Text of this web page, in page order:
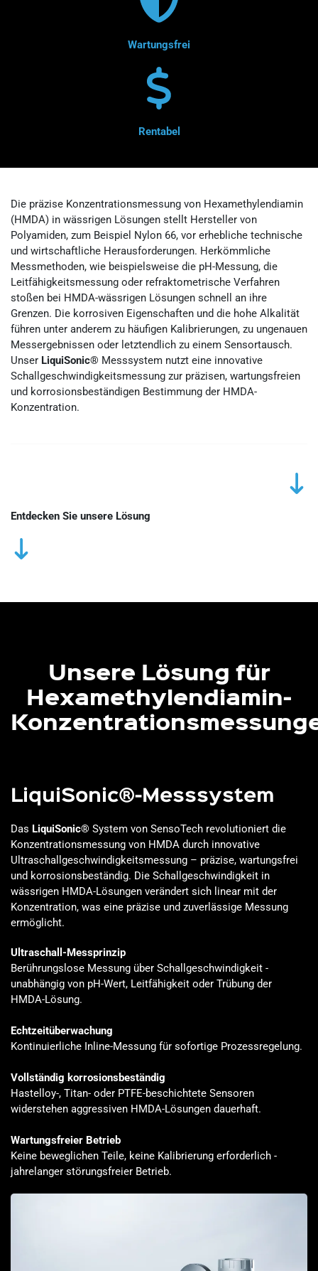
Wartungsfrei
Rentabel
Die präzise Konzentrationsmessung von Hexamethylendiamin
(HMDA) in wässrigen Lösungen stellt Hersteller von
Polyamiden, zum Beispiel Nylon 66, vor erhebliche technische
und wirtschaftliche Herausforderungen. Herkömmliche
Messmethoden, wie beispielsweise die pH-Messung, die
Leitfähigkeitsmessung oder refraktometrische Verfahren
stoßen bei HMDA-wässrigen Lösungen schnell an ihre
Grenzen. Die korrosiven Eigenschaften und die hohe Alkalität
führen unter anderem zu häufigen Kalibrierungen, zu ungenauen
Messergebnissen oder letztendlich zu einem Sensortausch.
Unser LiquiSonic® Messsystem nutzt eine innovative
Schallgeschwindigkeitsmessung zur präzisen, wartungsfreien
und korrosionsbeständigen Bestimmung der HMDA-
Konzentration.
Entdecken Sie unsere Lösung
Unsere Lösung für
Hexamethylendiamin-
LiquiSonic®-Messsystem
Das LiquiSonic® System von SensoTech revolutioniert die
Konzentrationsmessung von HMDA durch innovative
Ultraschallgeschwindigkeitsmessung – präzise, wartungsfrei
und korrosionsbeständig. Die Schallgeschwindigkeit in
wässrigen HMDA-Lösungen verändert sich linear mit der
Konzentration, was eine präzise und zuverlässige Messung
ermöglicht.
Ultraschall-Messprinzip
Berührungslose Messung über Schallgeschwindigkeit -
unabhängig von pH-Wert, Leitfähigkeit oder Trübung der
HMDA-Lösung.
Echtzeitüberwachung
Kontinuierliche Inline-Messung für sofortige Prozessregelung.
Vollständig korrosionsbeständig
Hastelloy-, Titan- oder PTFE-beschichtete Sensoren
widerstehen aggressiven HMDA-Lösungen dauerhaft.
Wartungsfreier Betrieb
Keine beweglichen Teile, keine Kalibrierung erforderlich -
jahrelanger störungsfreier Betrieb.